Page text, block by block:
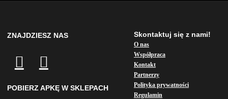
ZNAJDZIESZ NAS
POBIERZ APKĘ W SKLEPACH
Skontaktuj się z nami!
O nas
Współpraca
Kontakt
Partnerzy
Polityka prywatności
Regulamin